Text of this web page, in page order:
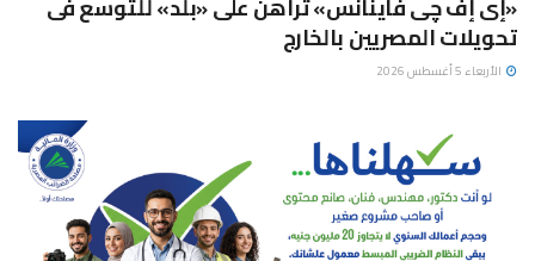
تحويلات المصريين بالخارج
الأربعاء 5 أغسطس 2026